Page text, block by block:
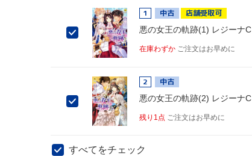
1 中古 店舗受取可
悪の女王の軌跡(1) レジーナC
在庫わずか ご注文はお早めに
2 中古
悪の女王の軌跡(2) レジーナC
残り1点 ご注文はお早めに
すべてをチェック